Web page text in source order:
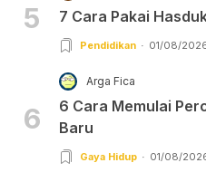
5 7 Cara Pakai
Pendidikan 01/08/
6
Arga Fica
6 Cara Memulai
Baru
Gaya Hidup 01/08/